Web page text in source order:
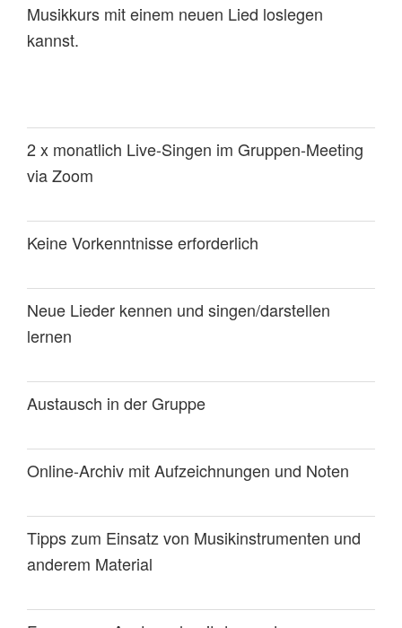
Musikkurs mit einem neuen Lied loslegen
kannst.
2 x monatlich Live-Singen im Gruppen-Meeting
via Zoom
Keine Vorkenntnisse erforderlich
Neue Lieder kennen und singen/darstellen
lernen
Austausch in der Gruppe
Online-Archiv mit Aufzeichnungen und Noten
Tipps zum Einsatz von Musikinstrumenten und
anderem Material